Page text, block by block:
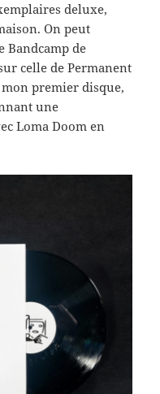
deluxe,
On peut
Bandcamp de
celle de Permanent
mon premier disque,
une
Loma Doom en